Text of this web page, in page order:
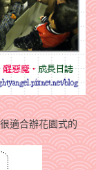
適合辦花園式的